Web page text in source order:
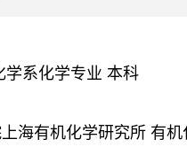
学系化学专业 本科
上海有机化学研究所 有